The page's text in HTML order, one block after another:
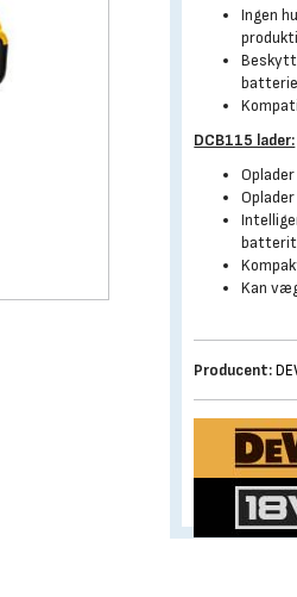
Ingen
DCB115 lader:
Kan
Producent: